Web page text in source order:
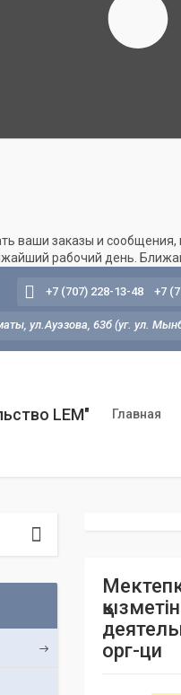
ваши заказы и сообщения,
рабочий день.
ул.Ауэзова, 63б (уг. ул.
+7 (707) 228-13-48 +7
LEM" Главная
орг-ци